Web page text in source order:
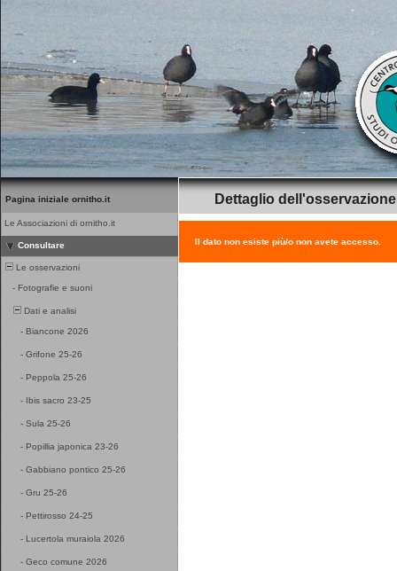
Pagina iniziale ornitho.it
Le Associazioni di ornitho.it
Consultare
Le osservazioni
- Fotografie e suoni
Dati e analisi
- Biancone 2026
- Grifone 25-26
- Peppola 25-26
- Ibis sacro 23-25
- Sula 25-26
- Popillia japonica 23-26
- Gabbiano pontico 25-26
- Gru 25-26
- Pettirosso 24-25
- Lucertola muraiola 2026
- Geco comune 2026
Dettaglio dell'osservazione
Il dato non esiste più/o non avete accesso.